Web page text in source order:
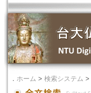
． ホーム > 検索システム >